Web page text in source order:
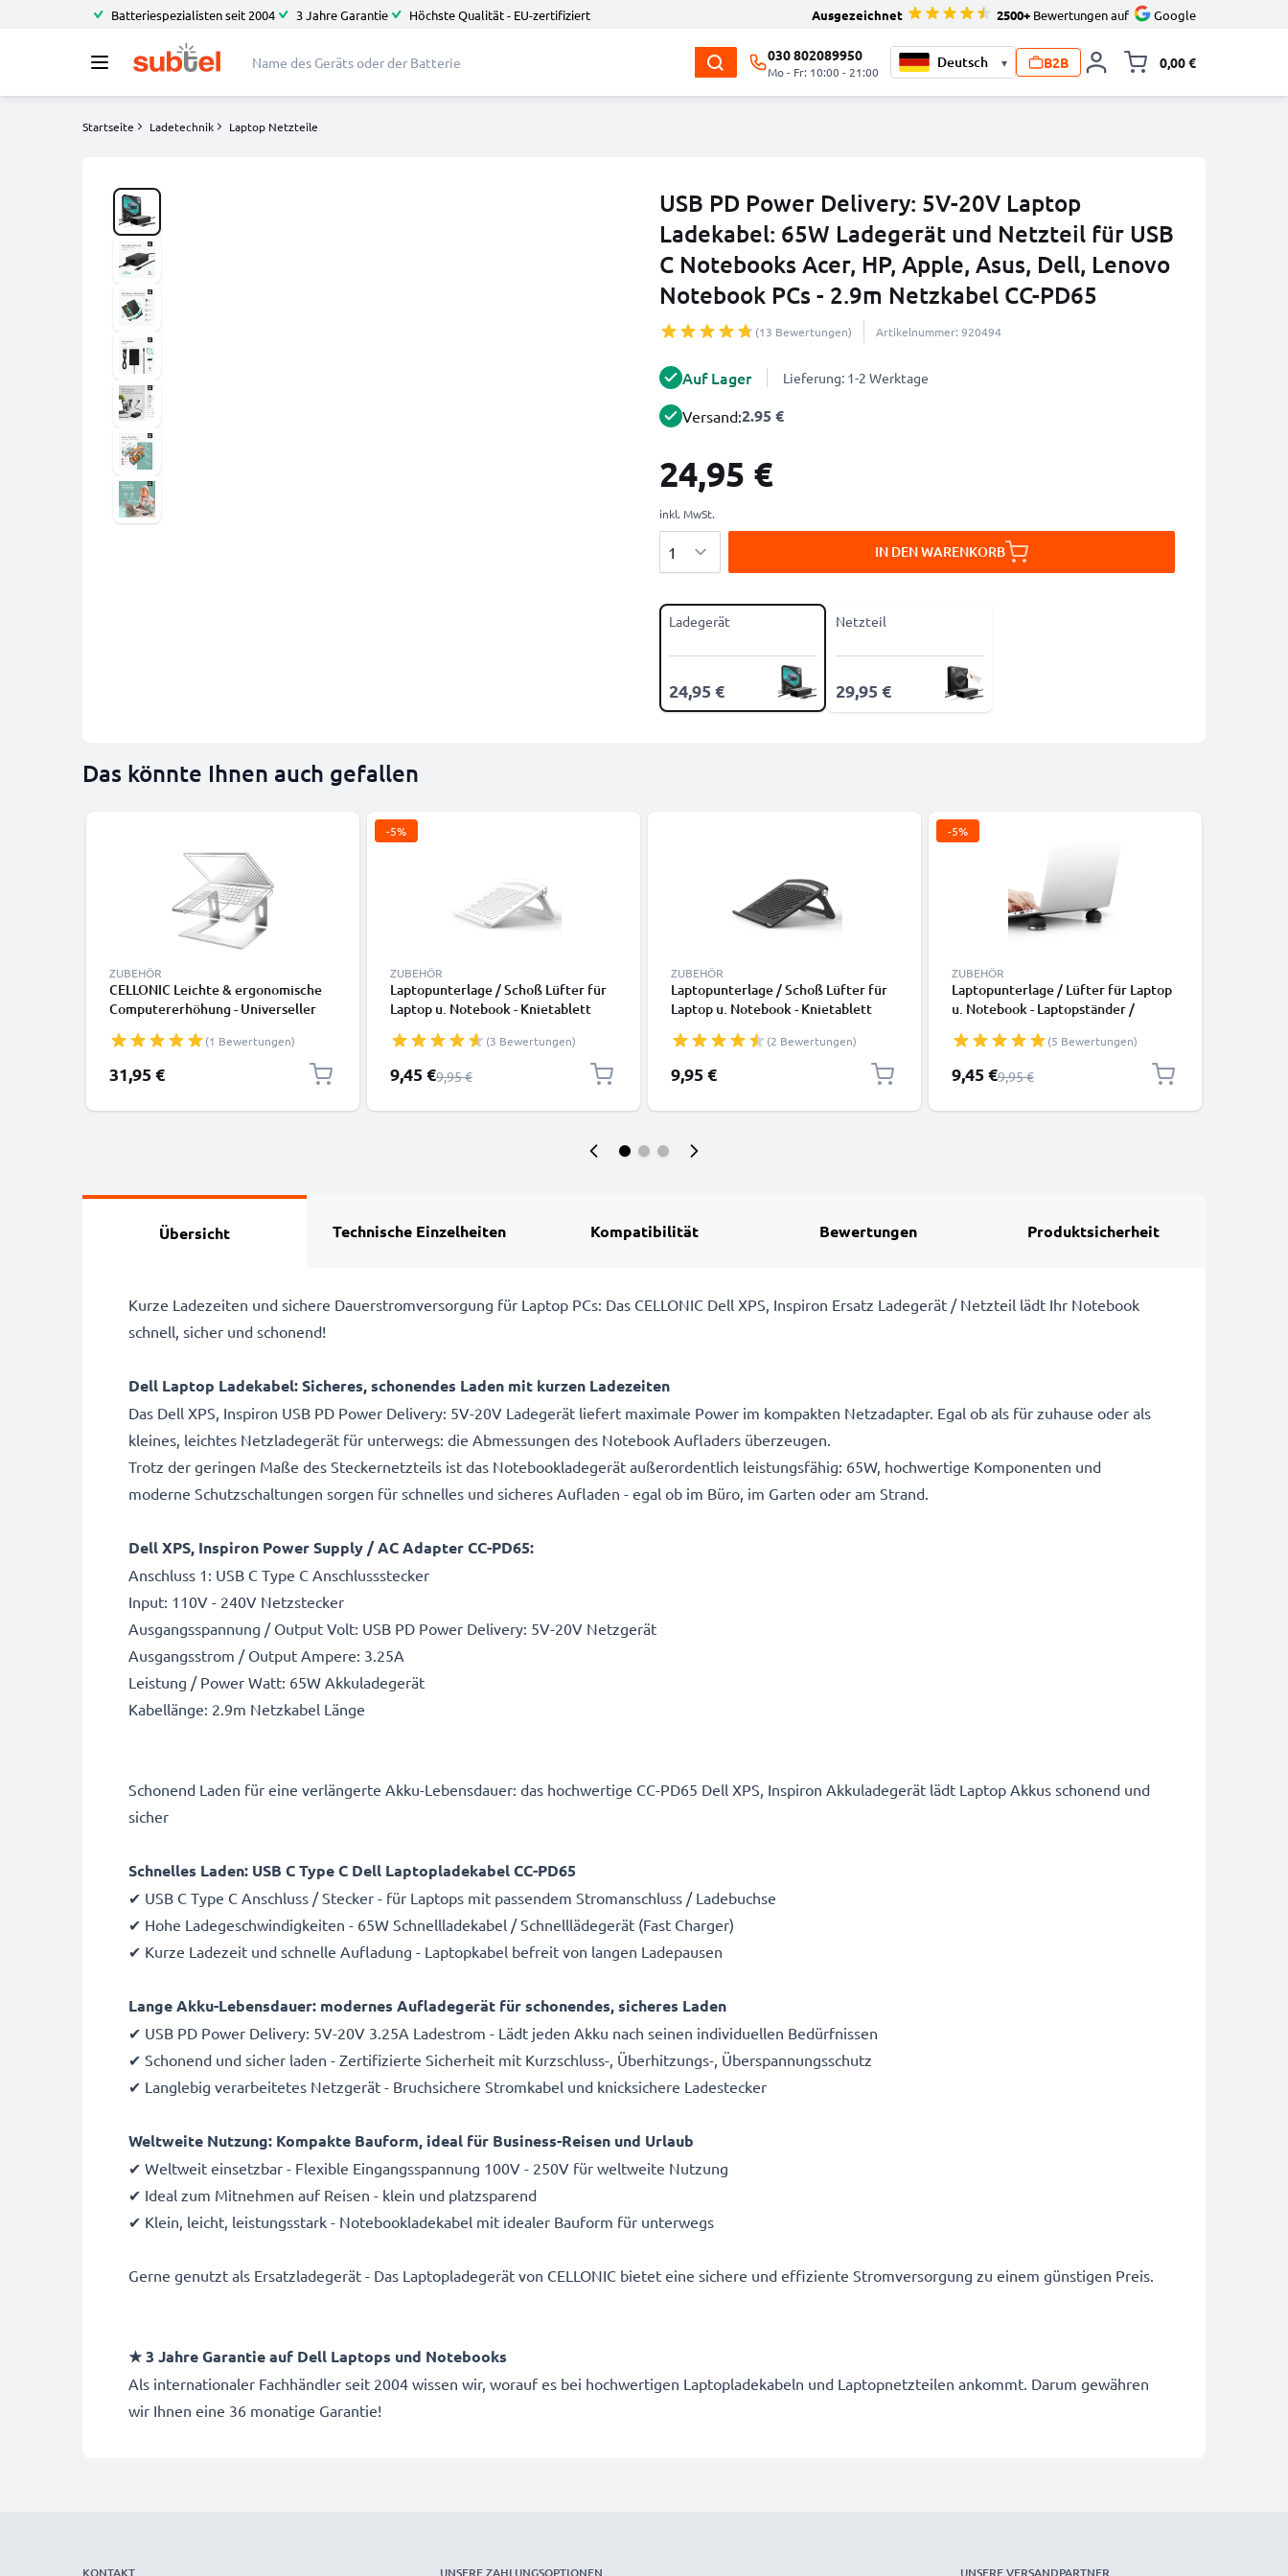
Batteriespezialisten seit 2004 3 Jahre Garantie Höchste Qualität - EU-zertifiziert Ausgezeichnet 2500+ Bewertungen auf Google
030 802089950
Mo - Fr: 10:00 - 21:00
▾ B2B 0,00 €
Startseite Ladetechnik Laptop Netzteile
USB PD Power Delivery: 5V-20V Laptop
Ladekabel: 65W Ladegerät und Netzteil für USB
C Notebooks Acer, HP, Apple, Asus, Dell, Lenovo
Notebook PCs - 2.9m Netzkabel CC-PD65
(13 Bewertungen) Artikelnummer: 920494
Auf Lager Lieferung: 1-2 Werktage
Versand:2.95 €
24,95 €
inkl. MwSt.
IN DEN WARENKORB
Ladegerät
24,95 €
Netzteil
29,95 €
Das könnte Ihnen auch gefallen
ZUBEHÖR
CELLONIC Leichte & ergonomische
Computererhöhung - Universeller
passend für alle Laptop-, Ultra- und
Notebookmodelle
(1 Bewertungen)
31,95 €
-5%
ZUBEHÖR
Laptopunterlage / Schoß Lüfter für
Laptop u. Notebook - Knietablett
höhenverstellbar einstellbar Ständer
- 3in1 Lapstand: Erhöhung, Kühler,
Bettauflage
(3 Bewertungen)
Sonderpreis
9,45 €Regulärer Preis
9,95 €
ZUBEHÖR
Laptopunterlage / Schoß Lüfter für
Laptop u. Notebook - Knietablett
höhenverstellbar einstellbar Ständer
- 3in1 Lapstand: Erhöhung, Kühler,
Bettauflage
(2 Bewertungen)
9,95 €
-5%
ZUBEHÖR
Laptopunterlage / Lüfter für Laptop
u. Notebook - Laptopständer /
Laptoperhöhung - 3in1 Lapstand:
Erhöhung, Kühler, Bettauflage
(5 Bewertungen)
Sonderpreis
9,45 €Regulärer Preis
9,95 €
Übersicht Technische Einzelheiten Kompatibilität Bewertungen Produktsicherheit
Kurze Ladezeiten und sichere Dauerstromversorgung für Laptop PCs: Das CELLONIC Dell XPS, Inspiron Ersatz Ladegerät / Netzteil lädt Ihr Notebook
schnell, sicher und schonend!
Dell Laptop Ladekabel: Sicheres, schonendes Laden mit kurzen Ladezeiten
Das Dell XPS, Inspiron USB PD Power Delivery: 5V-20V Ladegerät liefert maximale Power im kompakten Netzadapter. Egal ob als für zuhause oder als
kleines, leichtes Netzladegerät für unterwegs: die Abmessungen des Notebook Aufladers überzeugen.
Trotz der geringen Maße des Steckernetzteils ist das Notebookladegerät außerordentlich leistungsfähig: 65W, hochwertige Komponenten und
moderne Schutzschaltungen sorgen für schnelles und sicheres Aufladen - egal ob im Büro, im Garten oder am Strand.
Dell XPS, Inspiron Power Supply / AC Adapter CC-PD65:
Anschluss 1: USB C Type C Anschlussstecker
Input: 110V - 240V Netzstecker
Ausgangsspannung / Output Volt: USB PD Power Delivery: 5V-20V Netzgerät
Ausgangsstrom / Output Ampere: 3.25A
Leistung / Power Watt: 65W Akkuladegerät
Kabellänge: 2.9m Netzkabel Länge
Schonend Laden für eine verlängerte Akku-Lebensdauer: das hochwertige CC-PD65 Dell XPS, Inspiron Akkuladegerät lädt Laptop Akkus schonend und
sicher
Schnelles Laden: USB C Type C Dell Laptopladekabel CC-PD65
✔ USB C Type C Anschluss / Stecker - für Laptops mit passendem Stromanschluss / Ladebuchse
✔ Hohe Ladegeschwindigkeiten - 65W Schnellladekabel / Schnelllädegerät (Fast Charger)
✔ Kurze Ladezeit und schnelle Aufladung - Laptopkabel befreit von langen Ladepausen
Lange Akku-Lebensdauer: modernes Aufladegerät für schonendes, sicheres Laden
✔ USB PD Power Delivery: 5V-20V 3.25A Ladestrom - Lädt jeden Akku nach seinen individuellen Bedürfnissen
✔ Schonend und sicher laden - Zertifizierte Sicherheit mit Kurzschluss-, Überhitzungs-, Überspannungsschutz
✔ Langlebig verarbeitetes Netzgerät - Bruchsichere Stromkabel und knicksichere Ladestecker
Weltweite Nutzung: Kompakte Bauform, ideal für Business-Reisen und Urlaub
✔ Weltweit einsetzbar - Flexible Eingangsspannung 100V - 250V für weltweite Nutzung
✔ Ideal zum Mitnehmen auf Reisen - klein und platzsparend
✔ Klein, leicht, leistungsstark - Notebookladekabel mit idealer Bauform für unterwegs
Gerne genutzt als Ersatzladegerät - Das Laptopladegerät von CELLONIC bietet eine sichere und effiziente Stromversorgung zu einem günstigen Preis.
★ 3 Jahre Garantie auf Dell Laptops und Notebooks
Als internationaler Fachhändler seit 2004 wissen wir, worauf es bei hochwertigen Laptopladekabeln und Laptopnetzteilen ankommt. Darum gewähren
wir Ihnen eine 36 monatige Garantie!
KONTAKT UNSERE ZAHLUNGSOPTIONEN UNSERE VERSANDPARTNER